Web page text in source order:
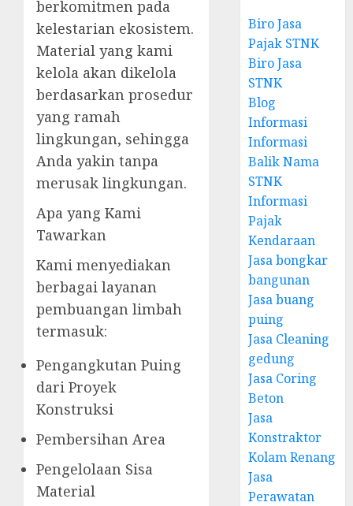
berkomitmen pada
kelestarian ekosistem.
Material yang kami
kelola akan dikelola
berdasarkan prosedur
yang ramah
lingkungan, sehingga
Anda yakin tanpa
merusak lingkungan.
Apa yang Kami
Tawarkan
Kami menyediakan
berbagai layanan
pembuangan limbah
termasuk:
Pengangkutan Puing
dari Proyek
Konstruksi
Pembersihan Area
Pengelolaan Sisa
Material
Biro Jasa
Pajak STNK
Biro Jasa
STNK
Blog
Informasi
Informasi
Balik Nama
STNK
Informasi
Pajak
Kendaraan
Jasa bongkar
bangunan
Jasa buang
puing
Jasa Cleaning
gedung
Jasa Coring
Beton
Jasa
Konstraktor
Kolam Renang
Jasa
Perawatan